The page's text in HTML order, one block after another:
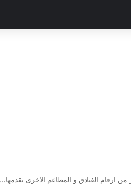
ارقام الفنادق و المطاعم الاخرى نقدمها…